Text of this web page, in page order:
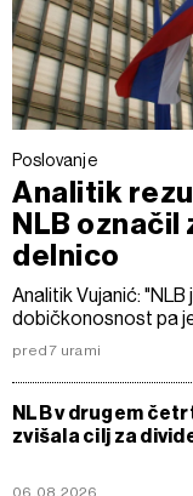
Poslovanje
Analitik
NLB označil
delnico
Analitik Vujanić:
dobičkonosnost pa
pred 7 urami
NLB v drugem
zvišala cilj za
06.08.2026